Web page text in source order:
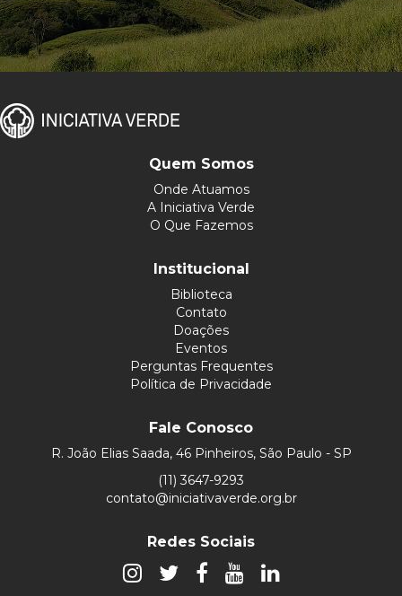
Quem Somos
Onde Atuamos
A Iniciativa Verde
O Que Fazemos
Institucional
Biblioteca
Contato
Doações
Eventos
Perguntas Frequentes
Política de Privacidade
Fale Conosco
R. João Elias Saada, 46 Pinheiros, São Paulo - SP
(11) 3647-9293
contato@iniciativaverde.org.br
Redes Sociais